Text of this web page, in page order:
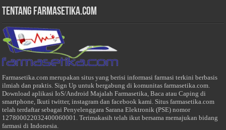
Tentang Farmasetika.com
Farmasetika.com merupakan situs yang berisi informasi farmasi terkini berbasis
ilmiah dan praktis. Sign Up untuk bergabung di komunitas farmasetika.com.
Download aplikasi IoS/Android Majalah Farmasetika, Baca atau Caping di
smartphone, Ikuti twitter, instagram dan facebook kami. Situs farmasetika.com
telah terdaftar sebagai Penyelenggara Sarana Elektronik (PSE) nomor
127800022032400060001. Terimakasih telah ikut bersama memajukan bidang
farmasi di Indonesia.